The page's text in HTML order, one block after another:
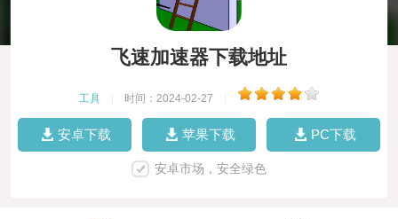
飞速加速器下载地址
工具 时间：2024-02-27
安卓下载 苹果下载 PC下载
安卓市场，安全绿色